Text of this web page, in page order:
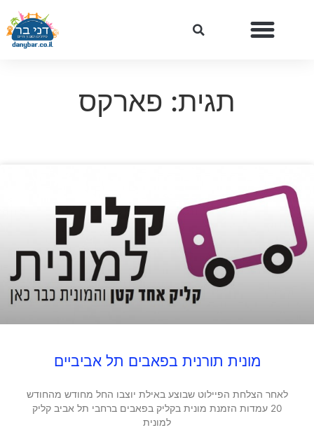
תגית: פארקס
מונית תורנית בפאבים תל אביביים
לאחר הצלחת הפיילוט שבוצע באילת יוצבו החל מחודש מהחודש
20 עמדות הזמנת מונית בקליק בפאבים ברחבי תל אביב קליק
למונית